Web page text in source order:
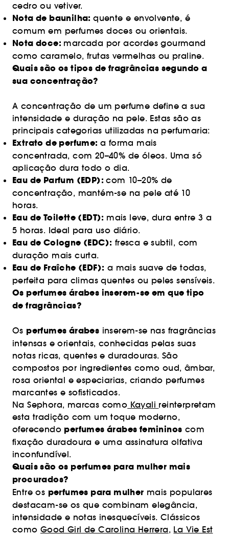
cedro ou vetiver.
Nota de baunilha:quente e envolvente, é
comum em perfumes doces ou orientais.
Nota doce: marcada por acordes gourmand
como caramelo, frutas vermelhas ou praline.
Quais são os tipos de fragrâncias segundo a
sua concentração?
A concentração de um perfume define a sua
intensidade e duração na pele. Estas são as
principais categorias utilizadas na perfumaria:
Extrato de perfume: a forma mais
concentrada, com 20–40% de óleos. Uma só
aplicação dura todo o dia.
Eau de Parfum (EDP):com 10–20% de
concentração, mantém-se na pele até 10
horas.
Eau de Toilette (EDT): mais leve, dura entre 3 a
5 horas. Ideal para uso diário.
Eau de Cologne (EDC): fresca e subtil, com
duração mais curta.
Eau de Fraîche (EDF): a mais suave de todas,
perfeita para climas quentes ou peles sensíveis.
Os perfumes árabes inserem-se em que tipo
de fragrâncias?
Os perfumes árabes inserem-se nas fragrâncias
intensas e orientais, conhecidas pelas suas
notas ricas, quentes e duradouras. São
compostos por ingredientes como oud, âmbar,
rosa oriental e especiarias, criando perfumes
marcantes e sofisticados.
Na Sephora, marcas como Kayali reinterpretam
esta tradição com um toque moderno,
oferecendo perfumes árabes femininos com
fixação duradoura e uma assinatura olfativa
inconfundível.
Quais são os perfumes para mulher mais
procurados?
Entre os perfumes para mulher mais populares
destacam-se os que combinam elegância,
intensidade e notas inesquecíveis. Clássicos
como Good Girl de Carolina Herrera, La Vie Est